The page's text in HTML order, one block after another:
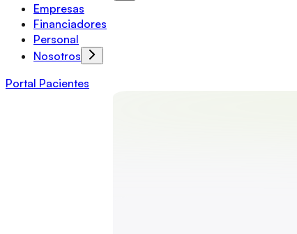
Empresas
Financiadores
Personal
Nosotros
Portal Pacientes